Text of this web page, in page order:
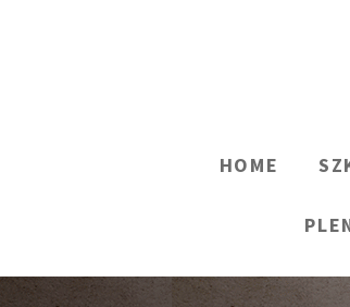
HOME